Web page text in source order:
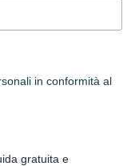
in conformità al
gratuita e